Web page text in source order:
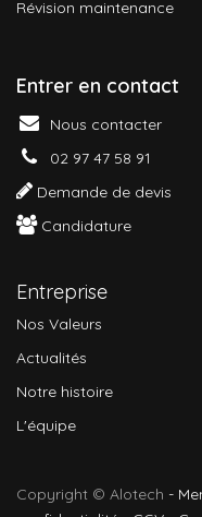
Révision maintenance
Entrer en contact
Nous contacter
02 97 47 58 91
Demande de devis
Candidature
Entreprise
Nos Valeurs
Actualités
Notre histoire
L'équipe
Copyright © Alotech -